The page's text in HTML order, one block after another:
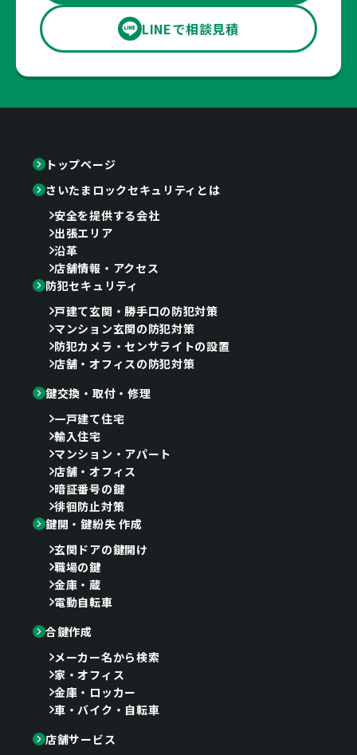
LINEで相談見積
トップページ
さいたまロックセキュリティとは
安全を提供する会社
出張エリア
沿革
店舗情報・アクセス
防犯セキュリティ
戸建て玄関・勝手口の防犯対策
マンション玄関の防犯対策
防犯カメラ・センサライトの設置
店舗・オフィスの防犯対策
鍵交換・取付・修理
一戸建て住宅
輸入住宅
マンション・アパート
店舗・オフィス
暗証番号の鍵
徘徊防止対策
鍵開・鍵紛失 作成
玄関ドアの鍵開け
職場の鍵
金庫・蔵
電動自転車
合鍵作成
メーカー名から検索
家・オフィス
金庫・ロッカー
車・バイク・自転車
店舗サービス